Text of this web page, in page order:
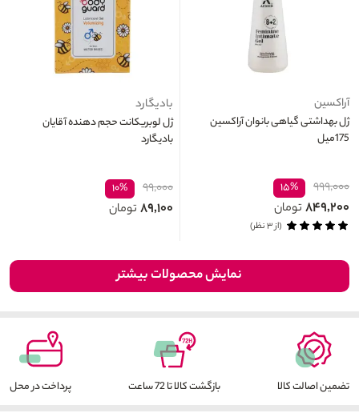
آراکسین
ژل بهداشتی گیاهی بانوان آراکسین
175میل
۹۹۹,۰۰۰ ۱۵%
۸۴۹,۲۰۰ تومان
(از ۳ نظر)
بادیگارد
ژل لوبریکانت حجم دهنده آقایان
بادیگارد
۹۹,۰۰۰ ۱۰%
۸۹,۱۰۰ تومان
نمایش محصولات بیشتر
تضمین اصالت کالا بازگشت کالا تا 72 ساعت پرداخت در محل